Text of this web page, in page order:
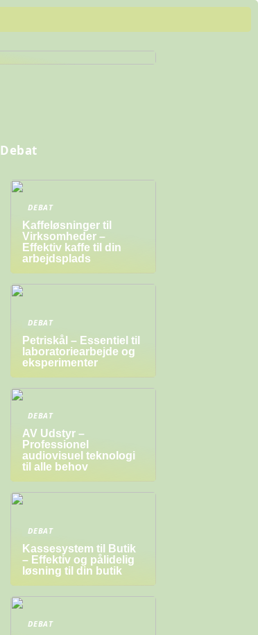
Debat
DEBAT
Kaffeløsninger til
Virksomheder –
Effektiv kaffe til din
arbejdsplads
DEBAT
Petriskål – Essentiel til
laboratoriearbejde og
eksperimenter
DEBAT
AV Udstyr –
Professionel
audiovisuel teknologi
til alle behov
DEBAT
Kassesystem til Butik
– Effektiv og pålidelig
løsning til din butik
DEBAT